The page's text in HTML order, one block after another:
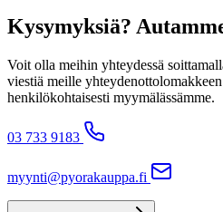
Kysymyksiä?
Voit olla meihin yhteydessä
viestiä meille
henkilökohtaisesti myymälässämme.
03 733 9183
myynti@pyorakauppa.fi